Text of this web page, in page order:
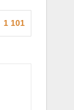
1 101